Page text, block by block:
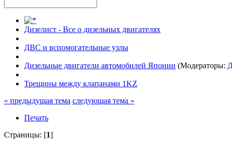
Дизелист - Все о дизельных двигателях
ДВС и вспомогательные узлы
Дизельные двигатели автомобилей Японии (Модераторы:
Трещины между клапанами 1KZ
« предыдущая тема следующая тема »
Печать
Страницы: [1]